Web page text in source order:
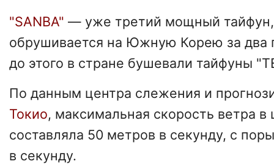
"SANBA" — уже третий мощный
обрушивается на Южную Корею за два
до этого в стране бушевали тайфуны
По данным центра слежения и
Токио, максимальная скорость ветра в
составляла 50 метров в секунду, с
в секунду.